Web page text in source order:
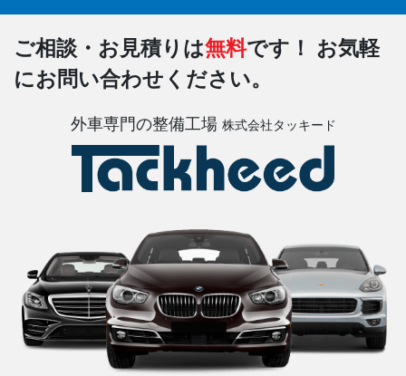
ご相談・お見積りは無料です！
お気軽
にお問い合わせください。
外車専門の整備工場 株式会社タッキード